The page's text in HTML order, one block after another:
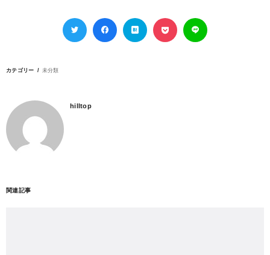
カテゴリー 未分類
hilltop
関連記事